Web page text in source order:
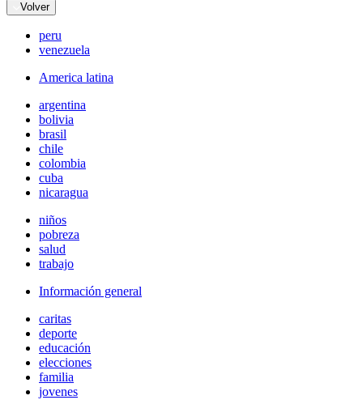
Volver
peru
venezuela
America latina
argentina
bolivia
brasil
chile
colombia
cuba
nicaragua
niños
pobreza
salud
trabajo
Información general
caritas
deporte
educación
elecciones
familia
jovenes